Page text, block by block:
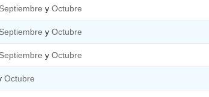
Septiembre y Octubre
Septiembre y Octubre
Septiembre y Octubre
Octubre